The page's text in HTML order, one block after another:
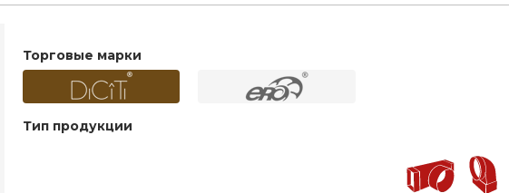
Торговые марки
Тип продукции